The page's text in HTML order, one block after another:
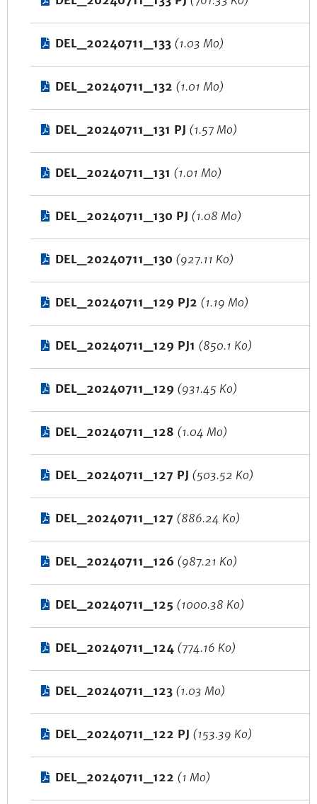
DEL_20240711_133 (1.03 Mo)
DEL_20240711_132 (1.01 Mo)
DEL_20240711_131 PJ (1.57 Mo)
DEL_20240711_131 (1.01 Mo)
DEL_20240711_130 PJ (1.08 Mo)
DEL_20240711_130 (927.11 Ko)
DEL_20240711_129 PJ2 (1.19 Mo)
DEL_20240711_129 PJ1 (850.1 Ko)
DEL_20240711_129 (931.45 Ko)
DEL_20240711_128 (1.04 Mo)
DEL_20240711_127 PJ (503.52 Ko)
DEL_20240711_127 (886.24 Ko)
DEL_20240711_126 (987.21 Ko)
DEL_20240711_125 (1000.38 Ko)
DEL_20240711_124 (774.16 Ko)
DEL_20240711_123 (1.03 Mo)
DEL_20240711_122 PJ (153.39 Ko)
DEL_20240711_122 (1 Mo)